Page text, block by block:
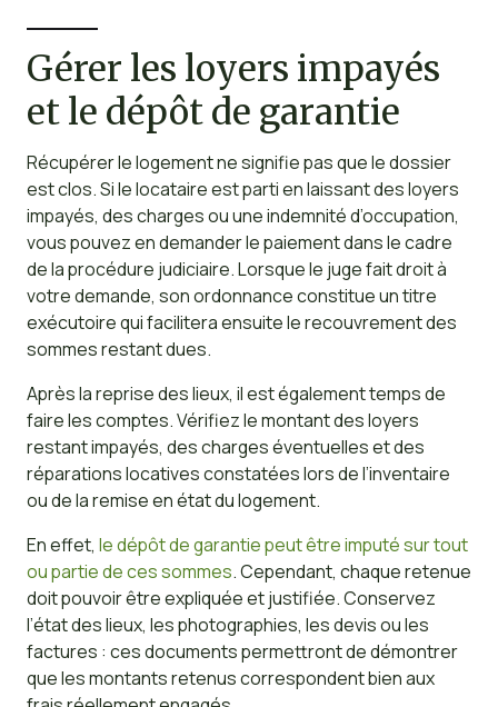
Gérer les loyers impayés
et le dépôt de garantie
Récupérer le logement ne signifie pas que le dossier
est clos. Si le locataire est parti en laissant des loyers
impayés, des charges ou une indemnité d’occupation,
vous pouvez en demander le paiement dans le cadre
de la procédure judiciaire. Lorsque le juge fait droit à
votre demande, son ordonnance constitue un titre
exécutoire qui facilitera ensuite le recouvrement des
sommes restant dues.
Après la reprise des lieux, il est également temps de
faire les comptes. Vérifiez le montant des loyers
restant impayés, des charges éventuelles et des
réparations locatives constatées lors de l’inventaire
ou de la remise en état du logement.
En effet, le dépôt de garantie peut être imputé sur tout
ou partie de ces sommes. Cependant, chaque retenue
doit pouvoir être expliquée et justifiée. Conservez
l’état des lieux, les photographies, les devis ou les
factures : ces documents permettront de démontrer
que les montants retenus correspondent bien aux